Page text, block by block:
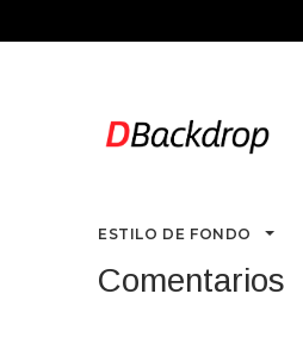
ESTILO DE FONDO
Comentarios